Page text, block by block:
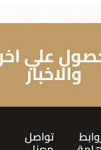
علي
والاخبار
تواصل